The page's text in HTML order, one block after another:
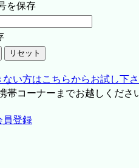
を保存
い方はこちらからお試し下
コーナーまでお越しくださ
員登録